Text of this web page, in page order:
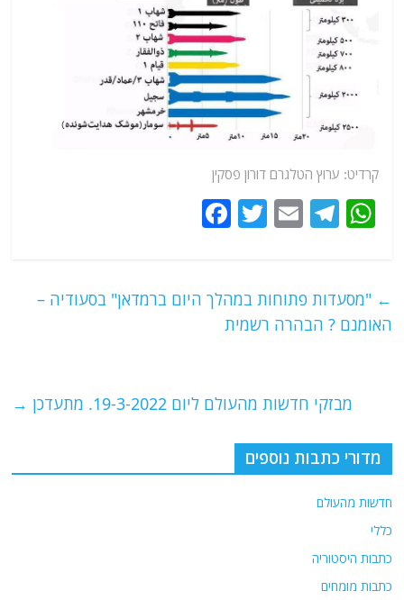
קרדיט: ערוץ הטלגרם דורון פסקין
W
s
A
T
g
ra
E
l
T
er
e
k
← "מסעדות פתוחות במהלך היום ברמדאן" בסעודיה –
האומנם ? הבהרה רשמית
מבזקי חדשות מהעולם ליום 19-3-2022. מתעדכן →
מדורי כתבות נוספים
חדשות מהעולם
כללי
כתבות היסטוריה
כתבות מומחים